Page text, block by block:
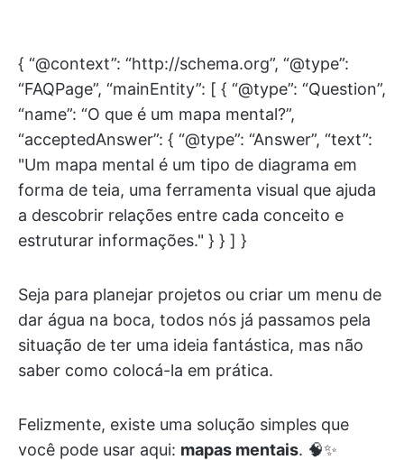
{ “@context”: “http://schema.org”, “@type”:
“FAQPage”, “mainEntity”: [ { “@type”: “Question”,
“name”: “O que é um mapa mental?”,
“acceptedAnswer”: { “@type”: “Answer”, “text”:
"Um mapa mental é um tipo de diagrama em
forma de teia, uma ferramenta visual que ajuda
a descobrir relações entre cada conceito e
estruturar informações." } } ] }
Seja para planejar projetos ou criar um menu de
dar água na boca, todos nós já passamos pela
situação de ter uma ideia fantástica, mas não
saber como colocá-la em prática.
Felizmente, existe uma solução simples que
você pode usar aqui: mapas mentais. 🧠✨